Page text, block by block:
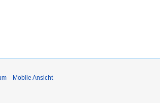
Mobile Ansicht